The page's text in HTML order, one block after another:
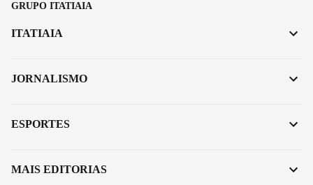
GRUPO ITATIAIA
ITATIAIA
JORNALISMO
ESPORTES
MAIS EDITORIAS